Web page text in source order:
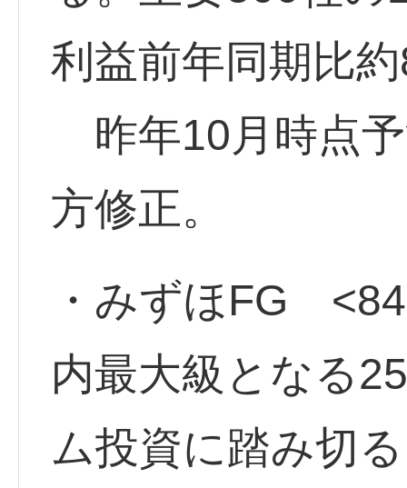
利益前年同期比
昨年10月時点
方修正。
・みずほFG
内最大級となる
ム投資に踏み切